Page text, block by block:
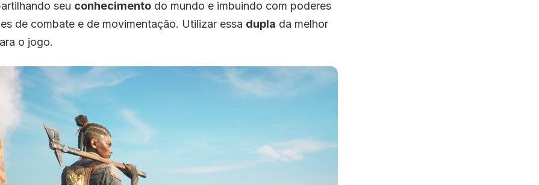
seu conhecimentodo mundo e imbuindo com poderes
de combate e de movimentação. Utilizar essa dupla da melhor
o jogo.